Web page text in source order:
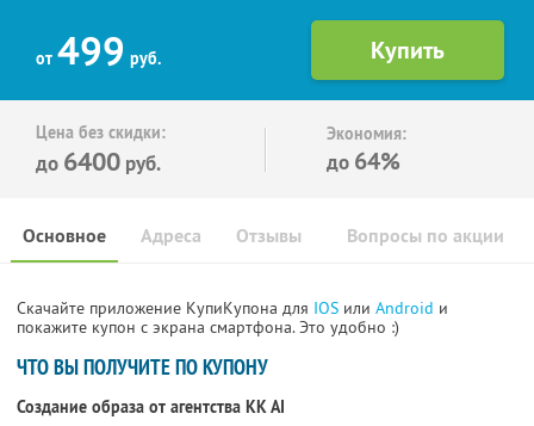
от 499 руб.
Цена без скидки:
до 6400 руб.
Экономия:
до 64%
Основное Отзывы Вопросы по акции
Адреса
Скачайте приложение КупиКупона для IOS или Android и
покажите купон с экрана смартфона. Это удобно :)
ЧТО ВЫ ПОЛУЧИТЕ ПО КУПОНУ
Создание образа от агентства KK AI